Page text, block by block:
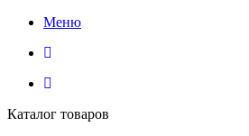
Меню
Каталог товаров